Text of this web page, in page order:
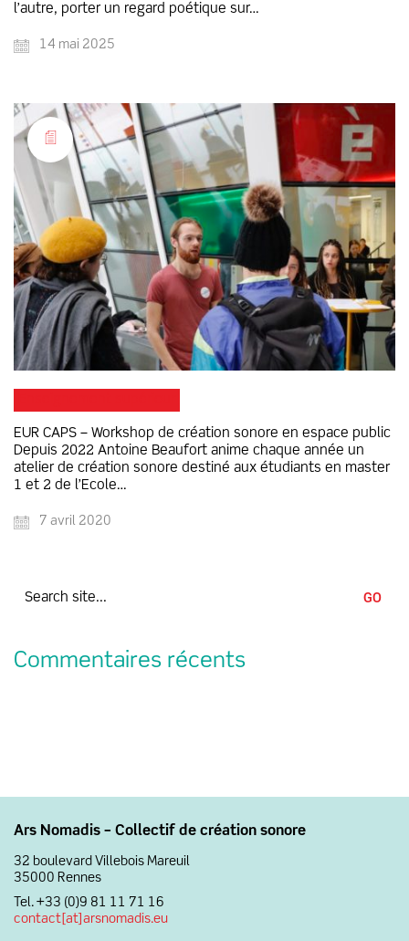
l’autre, porter un regard poétique sur…
14 mai 2025
EUR CAPS – Workshop de création sonore en espace public
Depuis 2022 Antoine Beaufort anime chaque année un
atelier de création sonore destiné aux étudiants en master
1 et 2 de l’Ecole…
7 avril 2020
for:
Commentaires récents
Ars Nomadis – Collectif de création sonore
32 boulevard Villebois Mareuil
35000 Rennes
Tel. +33 (0)9 81 11 71 16
contact[at]arsnomadis.eu